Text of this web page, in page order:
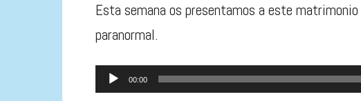
Esta semana os presentamos a este
paranormal.
Reproductor
00:00